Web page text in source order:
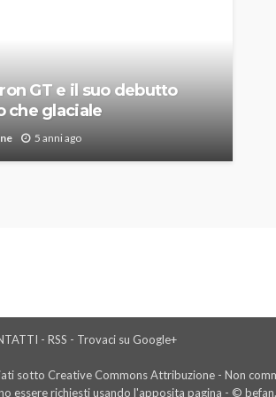
GT e il suo debutto
che glaciale
5 anni ago
- RSS - Trovaci su Google+
sotto Creative Commons Attribuzione - Non
essere richiesti usando l'apposita pagina - ©